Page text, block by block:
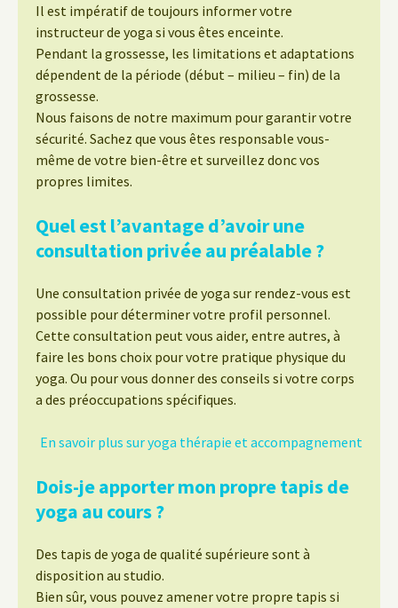
Il est impératif de toujours informer votre
instructeur de yoga si vous êtes enceinte.
Pendant la grossesse, les limitations et adaptations
dépendent de la période (début – milieu – fin) de la
grossesse.
Nous faisons de notre maximum pour garantir votre
sécurité. Sachez que vous êtes responsable vous-
même de votre bien-être et surveillez donc vos
propres limites.
Quel est l’avantage d’avoir une
consultation privée au préalable ?
Une consultation privée de yoga sur rendez-vous est
possible pour déterminer votre profil personnel.
Cette consultation peut vous aider, entre autres, à
faire les bons choix pour votre pratique physique du
yoga. Ou pour vous donner des conseils si votre corps
a des préoccupations spécifiques.
En savoir plus sur yoga thérapie et accompagnement
Dois-je apporter mon propre tapis de
yoga au cours ?
Des tapis de yoga de qualité supérieure sont à
disposition au studio.
Bien sûr, vous pouvez amener votre propre tapis si